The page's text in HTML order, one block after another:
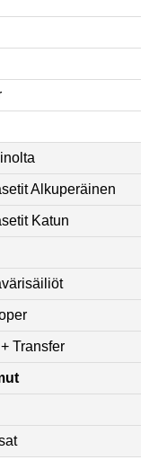
Alkuperäinen
Katun
Transfer